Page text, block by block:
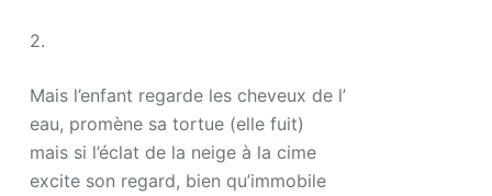
2.
Mais l’enfant regarde les cheveux de l’
eau, promène sa tortue (elle fuit)
mais si l’éclat de la neige à la cime
excite son regard, bien qu’immobile